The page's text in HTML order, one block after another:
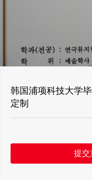
韩国浦项科技大学
定制
提交